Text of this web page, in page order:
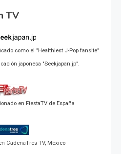
TV
como el "Healthiest J-Pop fansite"
japonesa "Seekjapan.jp".
en FiestaTV de España
CadenaTres TV, Mexico